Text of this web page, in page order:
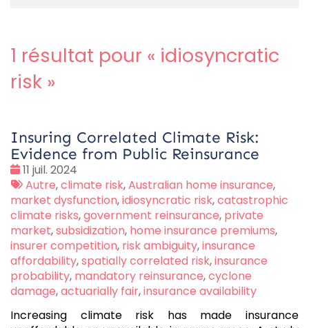
1 résultat pour « idiosyncratic
risk »
Insuring Correlated Climate Risk:
Evidence from Public Reinsurance
Date
:
11 juil. 2024
Tags
:
Autre,climate risk,Australian home insurance,
market dysfunction,idiosyncratic risk,catastrophic
climate risks,government reinsurance, private
market,subsidization, home insurance premiums,
insurer competition, risk ambiguity,insurance
affordability,spatially correlated risk,insurance
probability, mandatory reinsurance,cyclone
damage,actuarially fair,insurance availability
Increasing climate risk has made insurance